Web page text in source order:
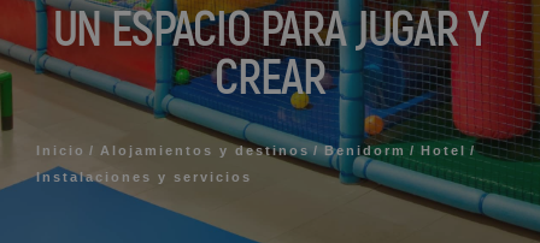
UN ESPACIO PARA JUGAR Y
CREAR
Inicio Alojamientos y destinos Benidorm
Hotel
Instalaciones y servicios